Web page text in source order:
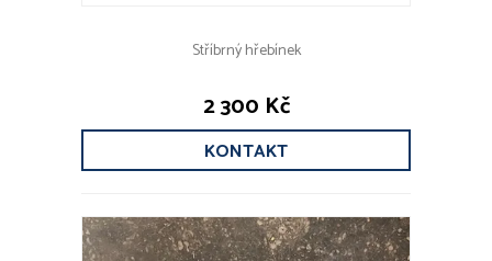
Stříbrný hřebínek
2 300 Kč
KONTAKT